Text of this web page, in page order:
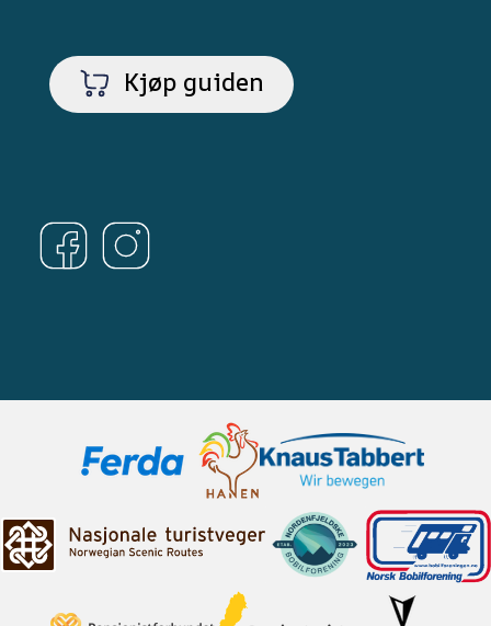
Kjøp guiden